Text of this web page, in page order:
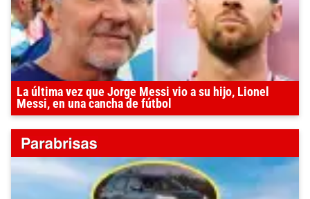
La última vez que Jorge Messi vio a su hijo, Lionel
Messi, en una cancha de fútbol